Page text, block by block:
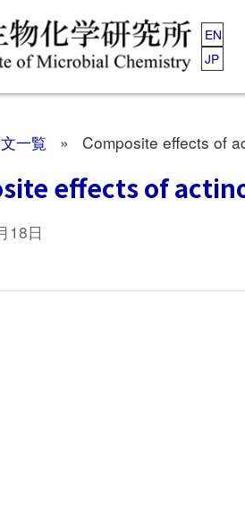
EN
JP
一覧 » Composite effects of
effects of
18日